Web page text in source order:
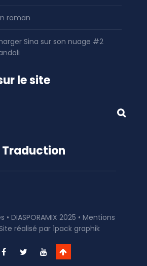
roman
Sina sur son nuage #2
le site
Traduction
DIASPORAMIX 2025 • Mentions
réalisé par 1pack graphik